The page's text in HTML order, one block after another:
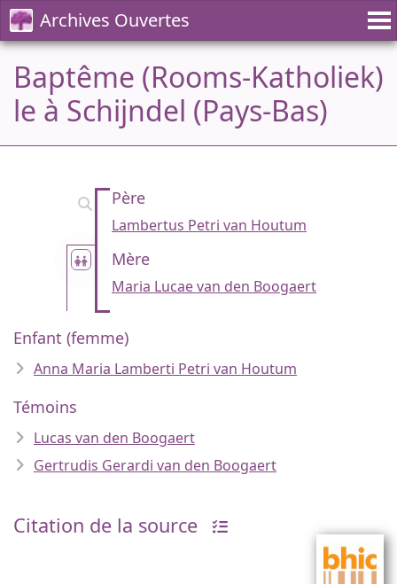
Archives Ouvertes
Baptême (Rooms-Katholiek)
le à Schijndel (Pays-Bas)
Père
Lambertus Petri van Houtum
Mère
Maria Lucae van den Boogaert
Enfant (femme)
Anna Maria Lamberti Petri van Houtum
Témoins
Lucas van den Boogaert
Gertrudis Gerardi van den Boogaert
Citation de la source